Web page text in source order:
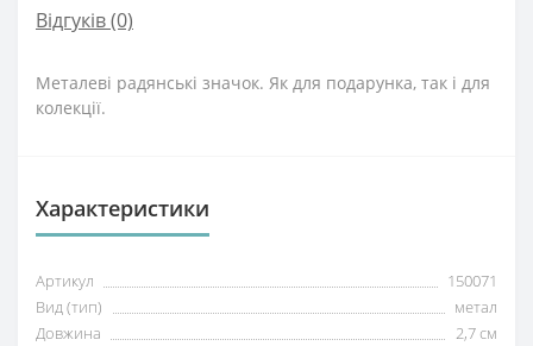
Відгуків (0)
Металеві радянські значок. Як для подарунка, так і для
колекції.
Характеристики
Артикул
150071
Вид (тип)
метал
Довжина
2,7 см